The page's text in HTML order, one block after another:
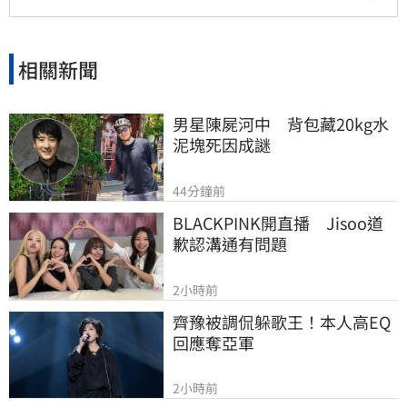
MSCI ESG AAA最高評級，展現其帶領產業接軌
邁向永續發展的強力後盾。
相關新聞
男星陳屍河中　背包藏20kg水
泥塊死因成謎
44分鐘前
BLACKPINK開直播　Jisoo道
歉認溝通有問題
2小時前
齊豫被調侃躲歌王！本人高EQ
回應奪亞軍
2小時前